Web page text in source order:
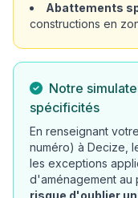
Abattements
constructions en
Notre
spécificités
En renseignant
numéro) à Decize,
les exceptions
d'aménagement
risque d'oublier